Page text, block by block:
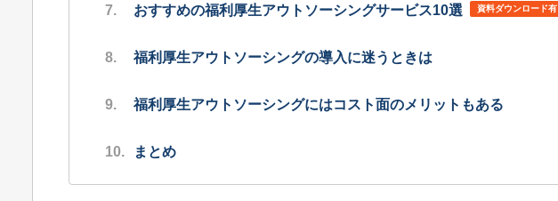
おすすめの福利厚生アウトソーシングサービス10選 資料ダウンロード有
福利厚生アウトソーシングの導入に迷うときは
福利厚生アウトソーシングにはコスト面のメリットもある
まとめ